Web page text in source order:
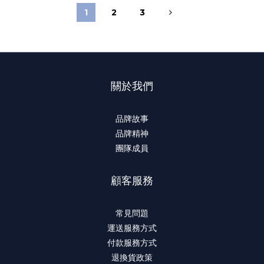
1 2 3
關於我們
品牌故事
品牌精神
團隊成員
顧客服務
常見問題
運送服務方式
付款服務方式
退換貨政策